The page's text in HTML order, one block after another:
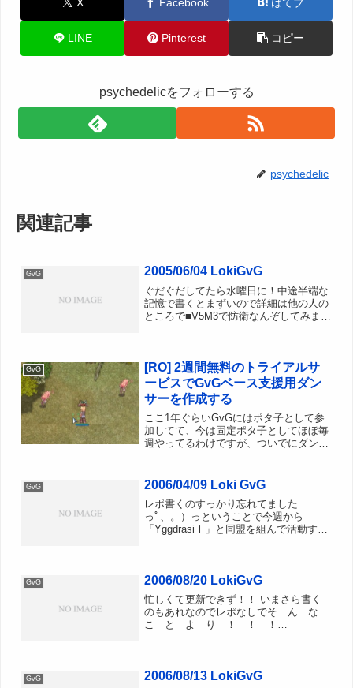
LINE Pinterest コピー
psychedelicをフォローする
psychedelic
関連記事
GvG 2005/06/04 LokiGvG
ぐだぐだしてたら水曜日に！中途半端な
記憶で書くとまずいので詳細は他の人の
ところで■V5M3で防衛なんぞしてみまし
ど時間不足...
GvG
[RO] 2週間無料のトライアルサ
ービスでGvGベース支援用ダン
サーを作成する
ここ1年ぐらいGvGにはポタ子として参
加してて、今は固定ポタ子としてほぼ毎
週やってるわけですが、ついでにダンサ
思っていたところ、トライアルサービス
GvG 2006/04/09 Loki GvG
レポ書くのすっかり忘れてました
っﾟ、。）っということで今週から
「Yggdrasiｌ」と同盟を組んで活動する
でした。 詳しい内...
GvG 2006/08/20 LokiGvG
忙しくて更新できず！！ いまさら書く
のもあれなのでレポなしでそ ん な
こ と よ り ！ ！ ！
GvG 2006/08/13 LokiGvG